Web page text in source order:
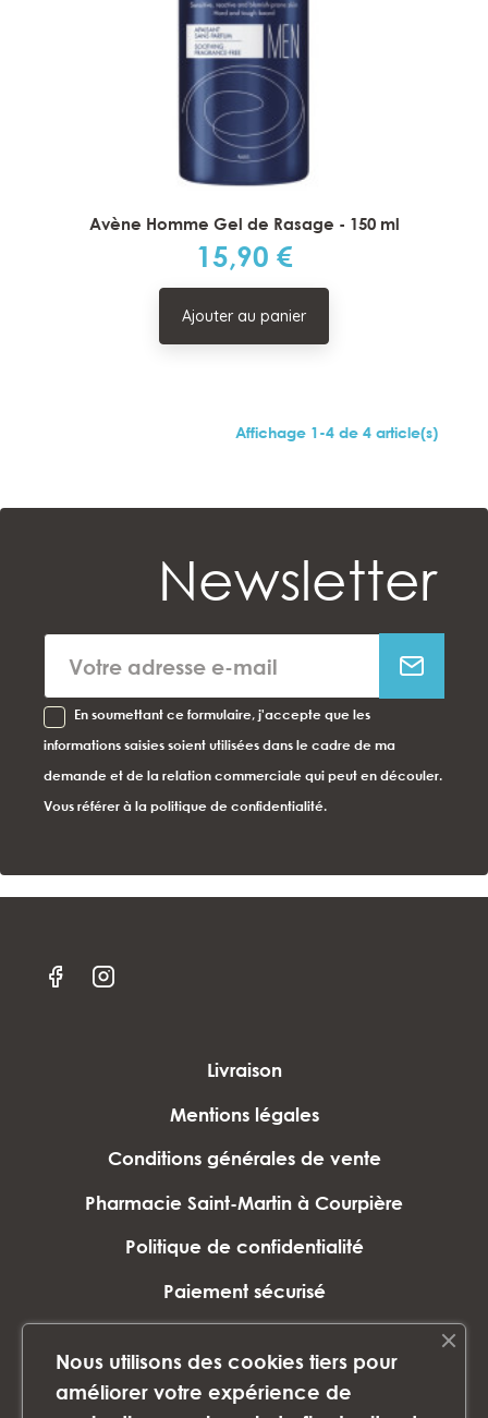
Avène Homme Gel de Rasage - 150 ml
Prix
15,90 €
Ajouter au panier
Affichage 1-4 de 4 article(s)
Newsletter
En soumettant ce formulaire, j'accepte que les
informations saisies soient utilisées dans le cadre de ma
demande et de la relation commerciale qui peut en découler.
Vous référer à la politique de confidentialité.
Livraison
Mentions légales
Conditions générales de vente
Pharmacie Saint-Martin à Courpière
Politique de confidentialité
Paiement sécurisé
Marques
Nous utilisons des cookies tiers pour
améliorer votre expérience de